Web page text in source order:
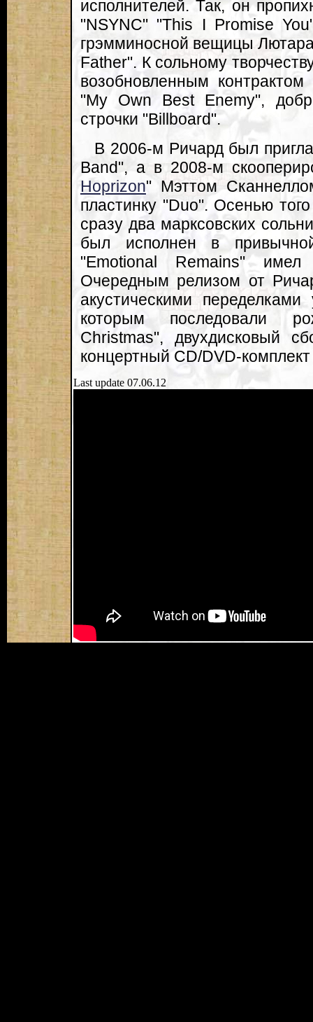
исполнителей. Так, он
"NSYNC" "This I Promise
грэмминосной вещицы
Father". К сольному
возобновленным
"My Own Best Enemy",
строчки "Billboard".
В 2006-м Ричард был
Band", а в 2008-м
Hoprizon" Мэттом
пластинку "Duo". Осенью
сразу два марксовских
был исполнен в
"Emotional Remains" имел
Очередным релизом от
акустическими
которым последовали
Christmas", двухдисковый
концертный CD/DVD-
Last update 07.06.12